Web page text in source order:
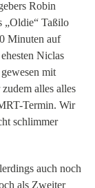
Robin
„Oldie“ Taßilo
Minuten auf
Niclas
mit
alles alles
Termin. Wir
schlimmer
auch noch
als Zweiter